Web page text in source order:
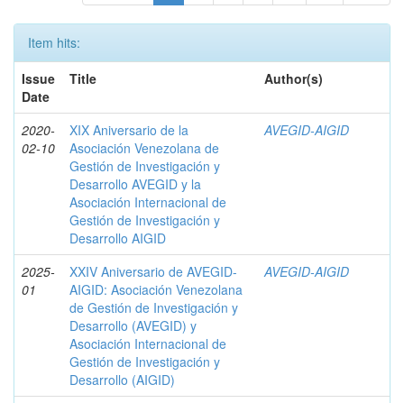
Item hits:
Issue
Date
Title Author(s)
2020-
02-10
XIX Aniversario de la
Asociación Venezolana de
Gestión de Investigación y
Desarrollo AVEGID y la
Asociación Internacional de
Gestión de Investigación y
Desarrollo AIGID
AVEGID-AIGID
2025-
01
XXIV Aniversario de AVEGID-
AIGID: Asociación Venezolana
de Gestión de Investigación y
Desarrollo (AVEGID) y
Asociación Internacional de
Gestión de Investigación y
Desarrollo (AIGID)
AVEGID-AIGID